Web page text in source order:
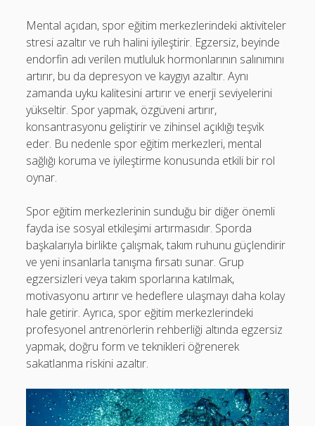
Mental açıdan, spor eğitim merkezlerindeki aktiviteler
stresi azaltır ve ruh halini iyileştirir. Egzersiz, beyinde
endorfin adı verilen mutluluk hormonlarının salınımını
artırır, bu da depresyon ve kaygıyı azaltır. Aynı
zamanda uyku kalitesini artırır ve enerji seviyelerini
yükseltir. Spor yapmak, özgüveni artırır,
konsantrasyonu geliştirir ve zihinsel açıklığı teşvik
eder. Bu nedenle spor eğitim merkezleri, mental
sağlığı koruma ve iyileştirme konusunda etkili bir rol
oynar.
Spor eğitim merkezlerinin sunduğu bir diğer önemli
fayda ise sosyal etkileşimi artırmasıdır. Sporda
başkalarıyla birlikte çalışmak, takım ruhunu güçlendirir
ve yeni insanlarla tanışma fırsatı sunar. Grup
egzersizleri veya takım sporlarına katılmak,
motivasyonu artırır ve hedeflere ulaşmayı daha kolay
hale getirir. Ayrıca, spor eğitim merkezlerindeki
profesyonel antrenörlerin rehberliği altında egzersiz
yapmak, doğru form ve teknikleri öğrenerek
sakatlanma riskini azaltır.